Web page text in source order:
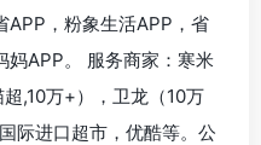
APP，粉象生活APP，省
妈APP。 服务商家：寒米
,10万+），卫龙（10万
际进口超市，优酷等。公